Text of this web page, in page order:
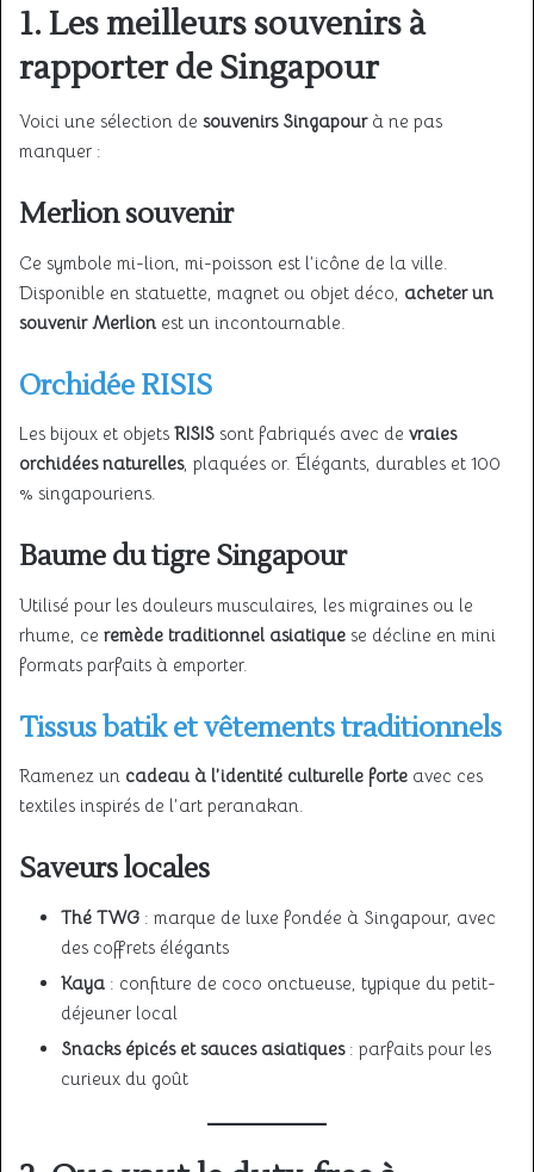
1. Les meilleurs souvenirs à
rapporter de Singapour
Voici une sélection de souvenirs Singapourà ne pas
manquer :
Merlion souvenir
Ce symbole mi-lion, mi-poisson est l’icône de la ville.
Disponible en statuette, magnet ou objet déco, acheter un
souvenir Merlion est un incontournable.
Orchidée RISIS
Les bijoux et objets RISIS sont fabriqués avec de vraies
orchidées naturelles, plaquées or. Élégants, durables et 100
% singapouriens.
Baume du tigre Singapour
Utilisé pour les douleurs musculaires, les migraines ou le
rhume, ce remède traditionnel asiatique se décline en mini
formats parfaits à emporter.
Tissus batik et vêtements traditionnels
Ramenez un cadeau à l’identité culturelle forte avec ces
textiles inspirés de l’art peranakan.
Saveurs locales
Thé TWG : marque de luxe fondée à Singapour, avec
des coffrets élégants
Kaya : confiture de coco onctueuse, typique du petit-
déjeuner local
Snacks épicés et sauces asiatiques: parfaits pour les
curieux du goût